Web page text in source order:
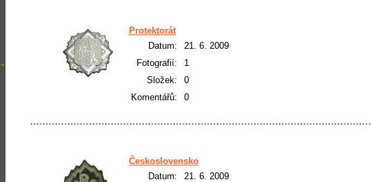
Protektorát
Datum:
21. 6. 2009
Fotografií:
1
Složek:
0
Komentářů:
0
Československo
Datum:
21. 6. 2009